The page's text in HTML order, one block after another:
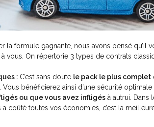
la formule gagnante, nous avons pensé qu’il
à vous. On répertorie 3 types de contrats
: C’est sans doute le pack le plus complet
bénéficierez ainsi d’une sécurité
ou que vous avez infligés à autrui.
coûté toutes vos économies, c’est la